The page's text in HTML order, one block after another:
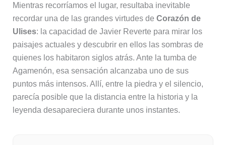
Mientras recorríamos el lugar, resultaba inevitable
recordar una de las grandes virtudes de Corazón de
Ulises: la capacidad de Javier Reverte para mirar los
paisajes actuales y descubrir en ellos las sombras de
quienes los habitaron siglos atrás. Ante la tumba de
Agamenón, esa sensación alcanzaba uno de sus
puntos más intensos. Allí, entre la piedra y el silencio,
parecía posible que la distancia entre la historia y la
leyenda desapareciera durante unos instantes.